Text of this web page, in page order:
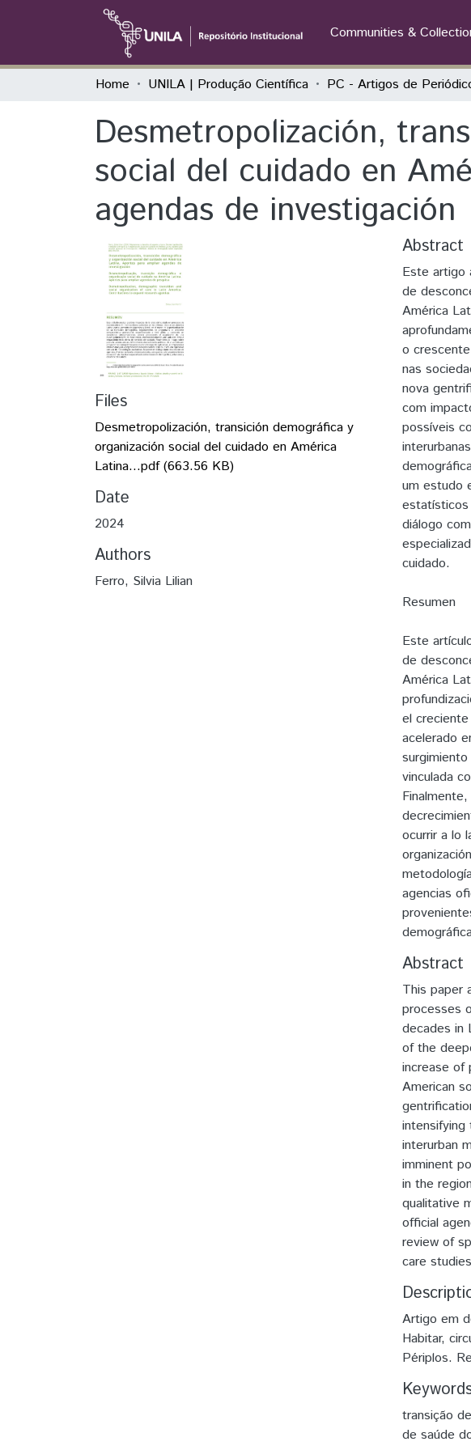
Communities &
Home UNILA | Produção Científica PC - Artigos de
Desmetropolización,
social del cuidado en
agendas de investigación
Files
Desmetropolización, transición demográfica y
organización social del cuidado en América
Latina...pdf(663.56 KB)
Date
2024
Authors
Ferro, Silvia Lilian
Abstract
Este artigo
de
América
o
nas
nova
com
possíveis
um estudo
estatísticos
diálogo
cuidado.
Resumen
Este
de
América
el
acelerado
vinculada
ocurrir a lo
agencias
Abstract
This paper
processes
decades in
of the
increase of
American
intensifying
interurban
imminent
in the
qualitative
official
review of
care
Artigo em
Habitar,
Périplos.
transição
de saúde